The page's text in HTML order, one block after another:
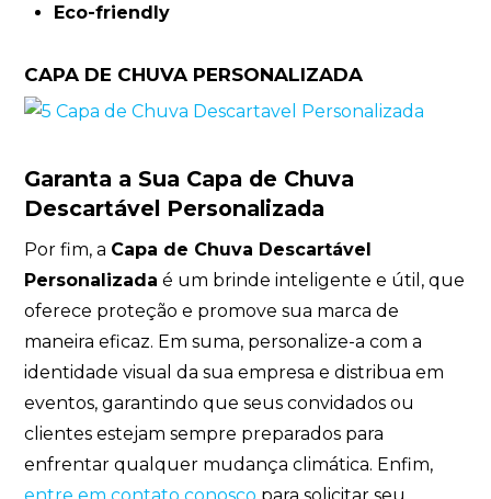
Eco-friendly
CAPA DE CHUVA PERSONALIZADA
Garanta a Sua Capa de Chuva
Descartável Personalizada
Por fim, a Capa de Chuva Descartável
Personalizada é um brinde inteligente e útil, que
oferece proteção e promove sua marca de
maneira eficaz. Em suma, personalize-a com a
identidade visual da sua empresa e distribua em
eventos, garantindo que seus convidados ou
clientes estejam sempre preparados para
enfrentar qualquer mudança climática. Enfim,